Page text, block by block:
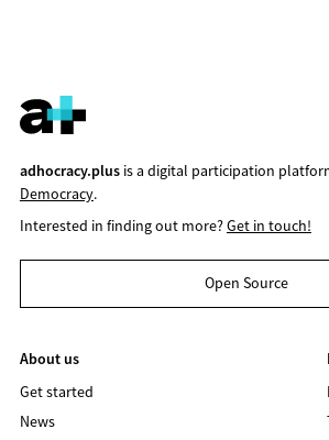
adhocracy.plusis a digital participation
Democracy.
Interested in finding out more?Get in touch!
Open Source
About us
Get started
News